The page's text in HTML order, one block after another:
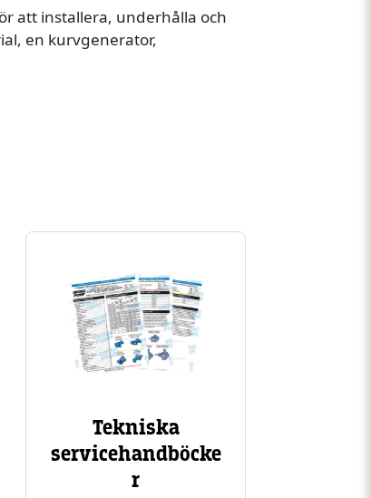
att installera, underhålla och
en kurvgenerator,
Image
Tekniska
servicehandböcke
r